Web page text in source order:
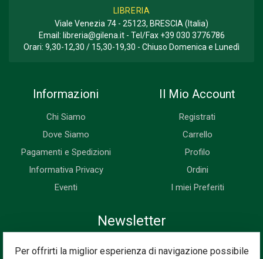
Per offrirti la miglior esperienza di navigazione possibile
LIBRERIA
Viale Venezia 74 - 25123, BRESCIA (Italia)
Email: libreria@gilena.it- Tel/Fax +39 030 3776786
Orari: 9,30-12,30 / 15,30-19,30 - Chiuso Domenica e Lunedì
Informazioni
Chi Siamo
Dove Siamo
Pagamenti e Spedizioni
Informativa Privacy
Eventi
Il Mio Account
Registrati
Carrello
Profilo
Ordini
I miei Preferiti
Newsletter
Iscriviti subito alla nostra newsletter. Riceverai prima di tutti le